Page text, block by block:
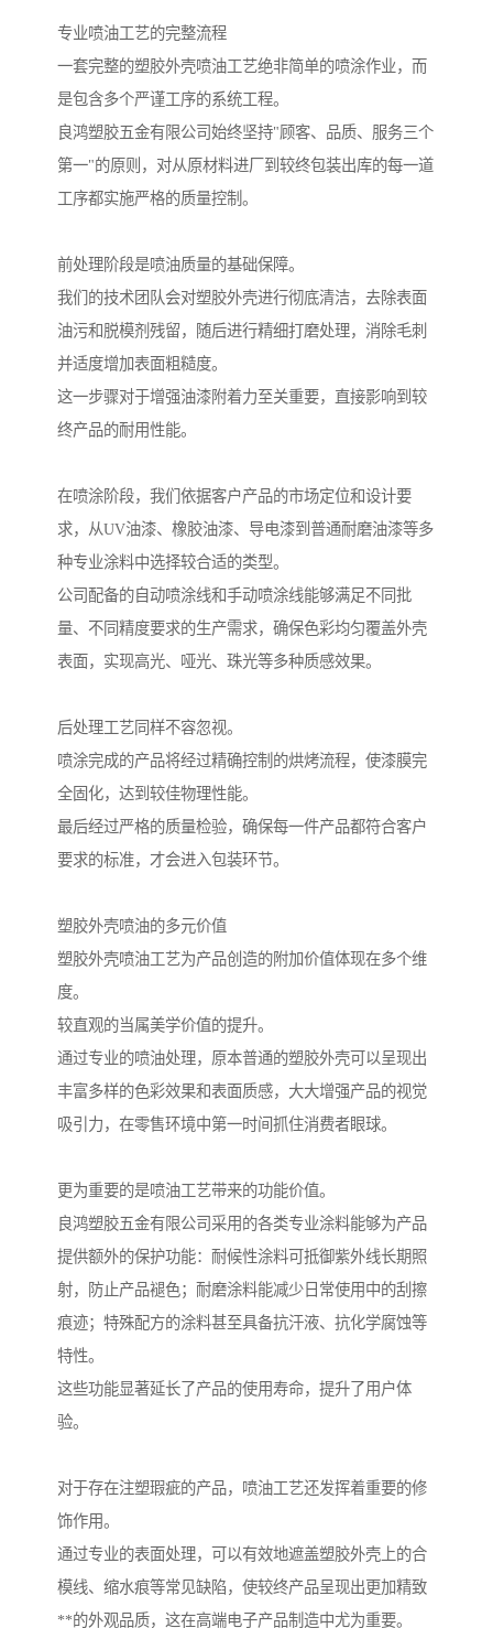
专业喷油工艺的完整流程
一套完整的塑胶外壳喷油工艺绝非简单的喷涂作业，而
是包含多个严谨工序的系统工程。
良鸿塑胶五金有限公司始终坚持"顾客、品质、服务三个
第一"的原则，对从原材料进厂到较终包装出库的每一道
工序都实施严格的质量控制。
前处理阶段是喷油质量的基础保障。
我们的技术团队会对塑胶外壳进行彻底清洁，去除表面
油污和脱模剂残留，随后进行精细打磨处理，消除毛刺
并适度增加表面粗糙度。
这一步骤对于增强油漆附着力至关重要，直接影响到较
终产品的耐用性能。
在喷涂阶段，我们依据客户产品的市场定位和设计要
求，从UV油漆、橡胶油漆、导电漆到普通耐磨油漆等多
种专业涂料中选择较合适的类型。
公司配备的自动喷涂线和手动喷涂线能够满足不同批
量、不同精度要求的生产需求，确保色彩均匀覆盖外壳
表面，实现高光、哑光、珠光等多种质感效果。
后处理工艺同样不容忽视。
喷涂完成的产品将经过精确控制的烘烤流程，使漆膜完
全固化，达到较佳物理性能。
最后经过严格的质量检验，确保每一件产品都符合客户
要求的标准，才会进入包装环节。
塑胶外壳喷油的多元价值
塑胶外壳喷油工艺为产品创造的附加价值体现在多个维
度。
较直观的当属美学价值的提升。
通过专业的喷油处理，原本普通的塑胶外壳可以呈现出
丰富多样的色彩效果和表面质感，大大增强产品的视觉
吸引力，在零售环境中第一时间抓住消费者眼球。
更为重要的是喷油工艺带来的功能价值。
良鸿塑胶五金有限公司采用的各类专业涂料能够为产品
提供额外的保护功能：耐候性涂料可抵御紫外线长期照
射，防止产品褪色；耐磨涂料能减少日常使用中的刮擦
痕迹；特殊配方的涂料甚至具备抗汗液、抗化学腐蚀等
特性。
这些功能显著延长了产品的使用寿命，提升了用户体
验。
对于存在注塑瑕疵的产品，喷油工艺还发挥着重要的修
饰作用。
通过专业的表面处理，可以有效地遮盖塑胶外壳上的合
模线、缩水痕等常见缺陷，使较终产品呈现出更加精致
**的外观品质，这在高端电子产品制造中尤为重要。